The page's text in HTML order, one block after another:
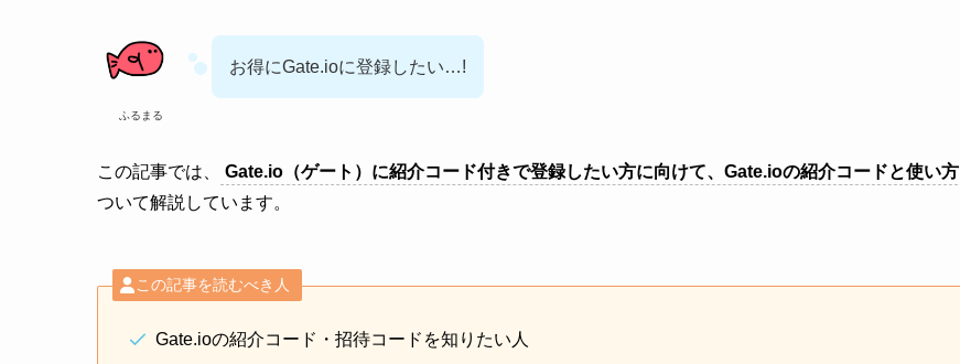
ふるまる
お得にGate.ioに登録したい…!
この記事では、 Gate.io（ゲート）に紹介コード付きで登録したい方に向けて、Gate.ioの紹介コードと使い方
ついて解説しています。
この記事を読むべき人
Gate.ioの紹介コード・招待コードを知りたい人